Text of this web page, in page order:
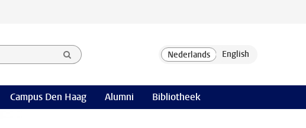
Campus Den Haag Alumni Bibliotheek